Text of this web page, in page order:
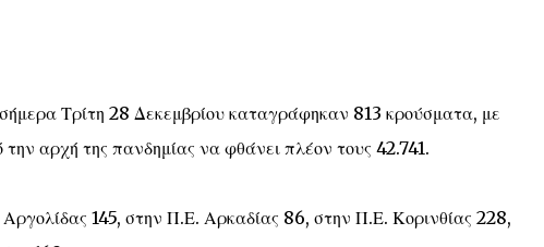
Τρίτη 28 Δεκεμβρίου καταγράφηκαν 813 κρούσματα, με
αρχή της πανδημίας να φθάνει πλέον τους 42.741.
145, στην Π.Ε. Αρκαδίας 86, στην Π.Ε. Κορινθίας 228,